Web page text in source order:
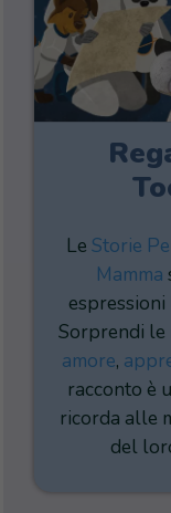
Le Storie
Mamma
Sorprendi le
amore,
racconto è
ricorda alle
del